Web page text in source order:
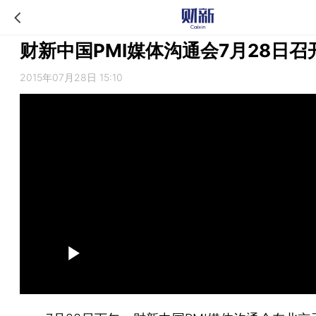
财新中国PMI媒体沟通会7月28日召
2015年07月28日 15:10